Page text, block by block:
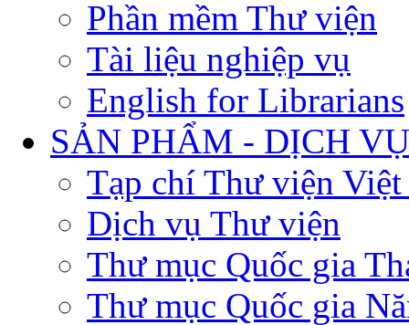
Phần mềm Thư viện
Tài liệu nghiệp vụ
English for Librarians
SẢN PHẨM - DỊCH VỤ
Tạp chí Thư viện Việt
Dịch vụ Thư viện
Thư mục Quốc gia
Thư mục Quốc gia